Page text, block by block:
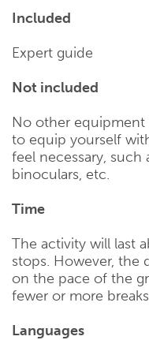
Included
Expert guide
Not included
No other equipment
to equip yourself
feel necessary, such
binoculars, etc.
Time
The activity will last
stops. However, the
on the pace of the
fewer or more
Languages